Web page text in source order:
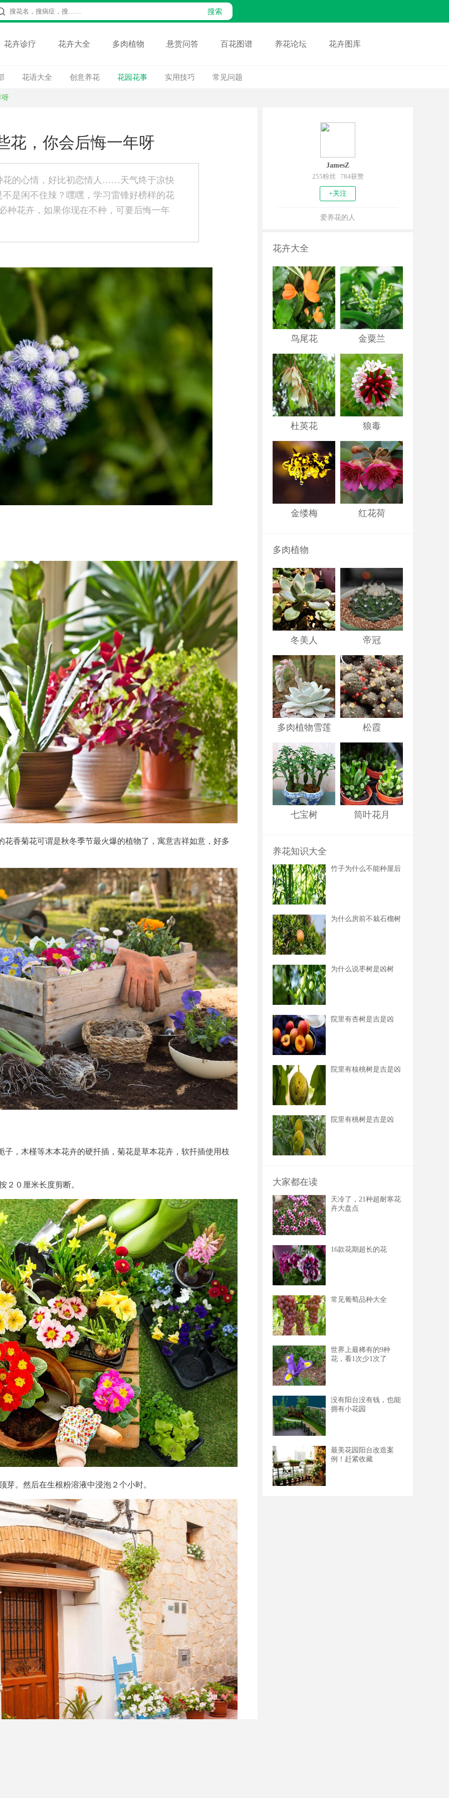
花卉诊疗 花卉大全 多肉植物 悬赏问答 百花图谱 养花论坛 花卉图库
花语大全 创意养花 花园花事 实用技巧 常见问题
呀
花，你会后悔一年呀
花的心情，好比初恋情人……天气终于凉快
是闲不住辣？嘿嘿，学习雷锋好榜样的花
种花卉，如果你现在不种，可要后悔一年
香菊花可谓是秋冬季节最火爆的植物了，寓意吉祥如意，好多
，木槿等木本花卉的硬扦插，菊花是草本花卉，软扦插使用枝
２０厘米长度剪断。
芽。然后在生根粉溶液中浸泡２个小时。
JamesZ
255粉丝 784获赞
+关注
爱养花的人
花卉大全
鸟尾花 金粟兰
杜英花 狼毒
金缕梅 红花荷
多肉植物
冬美人 帝冠
多肉植物雪莲 松霞
七宝树 筒叶花月
养花知识大全
竹子为什么不能种屋后
为什么房前不栽石榴树
为什么说枣树是凶树
院里有杏树是吉是凶
院里有核桃树是吉是凶
院里有桃树是吉是凶
大家都在读
天冷了，21种超耐寒花
卉大盘点
16款花期超长的花
常见葡萄品种大全
世界上最稀有的9种
花，看1次少1次了
没有阳台没有钱，也能
拥有小花园
最美花园阳台改造案
例！赶紧收藏